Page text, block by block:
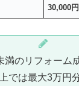
30,000
満のリフォーム
では最大3万円